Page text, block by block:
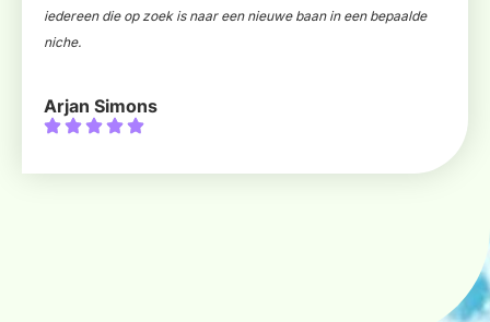
iedereen die op zoek is naar een nieuwe baan in een bepaalde
niche.
Arjan Simons